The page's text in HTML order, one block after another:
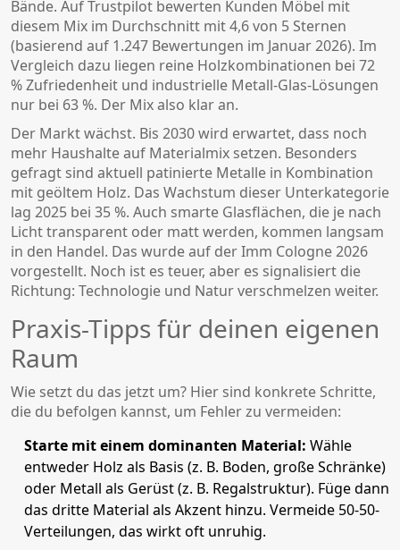
Bände. Auf Trustpilot bewerten Kunden Möbel mit
diesem Mix im Durchschnitt mit 4,6 von 5 Sternen
(basierend auf 1.247 Bewertungen im Januar 2026). Im
Vergleich dazu liegen reine Holzkombinationen bei 72
% Zufriedenheit und industrielle Metall-Glas-Lösungen
nur bei 63 %. Der Mix also klar an.
Der Markt wächst. Bis 2030 wird erwartet, dass noch
mehr Haushalte auf Materialmix setzen. Besonders
gefragt sind aktuell patinierte Metalle in Kombination
mit geöltem Holz. Das Wachstum dieser Unterkategorie
lag 2025 bei 35 %. Auch smarte Glasflächen, die je nach
Licht transparent oder matt werden, kommen langsam
in den Handel. Das wurde auf der Imm Cologne 2026
vorgestellt. Noch ist es teuer, aber es signalisiert die
Richtung: Technologie und Natur verschmelzen weiter.
Praxis-Tipps für deinen eigenen
Raum
Wie setzt du das jetzt um? Hier sind konkrete Schritte,
die du befolgen kannst, um Fehler zu vermeiden:
Starte mit einem dominanten Material: Wähle
entweder Holz als Basis (z. B. Boden, große Schränke)
oder Metall als Gerüst (z. B. Regalstruktur). Füge dann
das dritte Material als Akzent hinzu. Vermeide 50-50-
Verteilungen, das wirkt oft unruhig.